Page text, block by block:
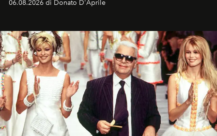
06.08.2026 di Donato D'Aprile